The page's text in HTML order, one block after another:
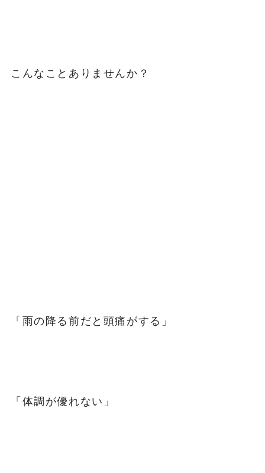
こんなことありませんか？
「雨の降る前だと頭痛がする」
「体調が優れない」